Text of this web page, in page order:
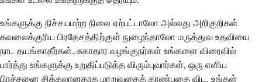
உங்களுக்கு நிச்சயமற்ற நிலை ஏற்பட்டாலோ அல்லது அறிகுறிகள்
கவலைக்குரிய பிரதேசத்திற்குள் நுழைந்தாலோ மருத்துவ உதவியை
நாட தயங்காதீர்கள். சுகாதார வழங்குநர்கள் உங்களை விரைவில்
பார்த்து உங்களுக்கு உறுதிப்படுத்த விரும்புவார்கள், ஒரு எளிய
பிரச்சனை சிக்கலானதாக மாறுவதைக் காண்பதை விட. உங்கள்